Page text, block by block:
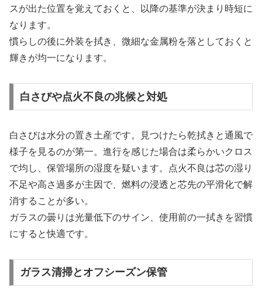
スが出た位置を覚えておくと、以降の基準が決まり時短に
なります。
慣らしの後に外装を拭き、微細な金属粉を落としておくと
輝きが均一になります。
白さびや点火不良の兆候と対処
白さびは水分の置き土産です。見つけたら乾拭きと通風で
様子を見るのが第一。進行を感じた場合は柔らかいクロス
で均し、保管場所の湿度を疑います。点火不良は芯の湿り
不足や高さ過多が主因で、燃料の浸透と芯先の平滑化で解
消することが多い。
ガラスの曇りは光量低下のサイン、使用前の一拭きを習慣
にすると快適です。
ガラス清掃とオフシーズン保管